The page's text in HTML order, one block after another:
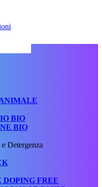
BIO
BIO
Detergenza
DOPING FREE